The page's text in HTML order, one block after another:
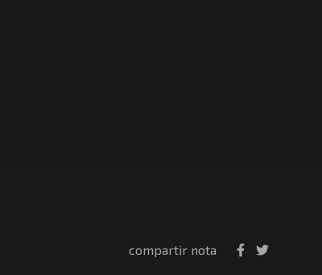
compartir nota